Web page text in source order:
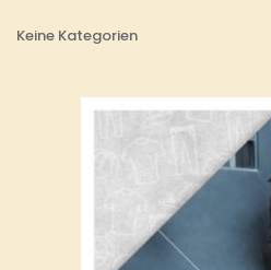
Keine Kategorien